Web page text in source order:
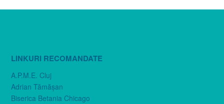
LINKURI RECOMANDATE
A.P.M.E. Cluj
Adrian Tămăşan
Biserica Betania Chicago